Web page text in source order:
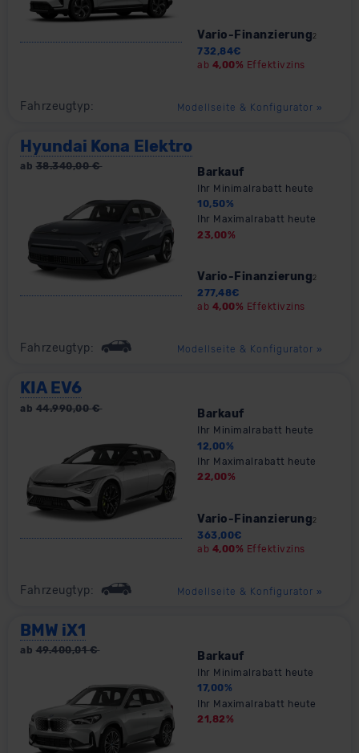
Vario-Finanzierung 2
732,84€
ab 4,00% Effektivzins
Fahrzeugtyp: Modellseite & Konfigurator »
Hyundai Kona Elektro
ab 38.340,00€ Barkauf
Ihr Minimalrabatt heute
10,50%
Ihr Maximalrabatt heute
23,00%
Vario-Finanzierung2
277,48€
ab 4,00% Effektivzins
Fahrzeugtyp: Modellseite & Konfigurator »
KIA EV6
ab 44.990,00€ Barkauf
Ihr Minimalrabatt heute
12,00%
Ihr Maximalrabatt heute
22,00%
Vario-Finanzierung 2
363,00€
ab 4,00% Effektivzins
Fahrzeugtyp: Modellseite & Konfigurator »
BMW iX1
ab 49.400,01€ Barkauf
Ihr Minimalrabatt heute
17,00%
Ihr Maximalrabatt heute
21,82%